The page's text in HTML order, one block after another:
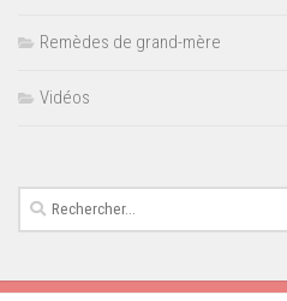
Remèdes de grand-mère
Vidéos
Rechercher :